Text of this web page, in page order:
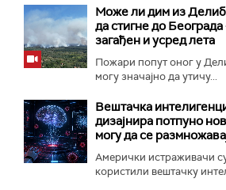
Може ли дим из
да стигне до Београда
загађен и усред лета
Пожари попут оног у
могу значајно да утичу...
Вештачка
дизајнира потпуно
могу да се
Амерички истраживачи
користили вештачку